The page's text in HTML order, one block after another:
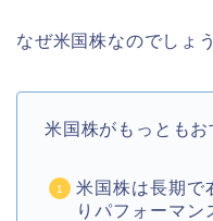
なぜ米国株なのでしょ
米国株がもっとも
米国株は長期で
りパフォーマン